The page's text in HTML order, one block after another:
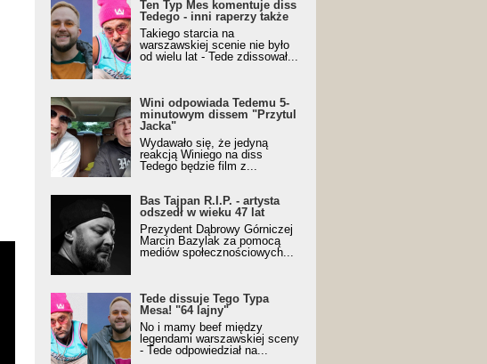
Ten Typ Mes komentuje diss
Tedego - inni raperzy także
Takiego starcia na
warszawskiej scenie nie było
od wielu lat - Tede zdissował...
Wini odpowiada Tedemu 5-
minutowym dissem "Przytul
Jacka"
Wydawało się, że jedyną
reakcją Winiego na diss
Tedego będzie film z...
Bas Tajpan R.I.P. - artysta
odszedł w wieku 47 lat
Prezydent Dąbrowy Górniczej
Marcin Bazylak za pomocą
mediów społecznościowych...
Tede dissuje Tego Typa
Mesa! "64 lajny"
No i mamy beef między
legendami warszawskiej sceny
- Tede odpowiedział na...